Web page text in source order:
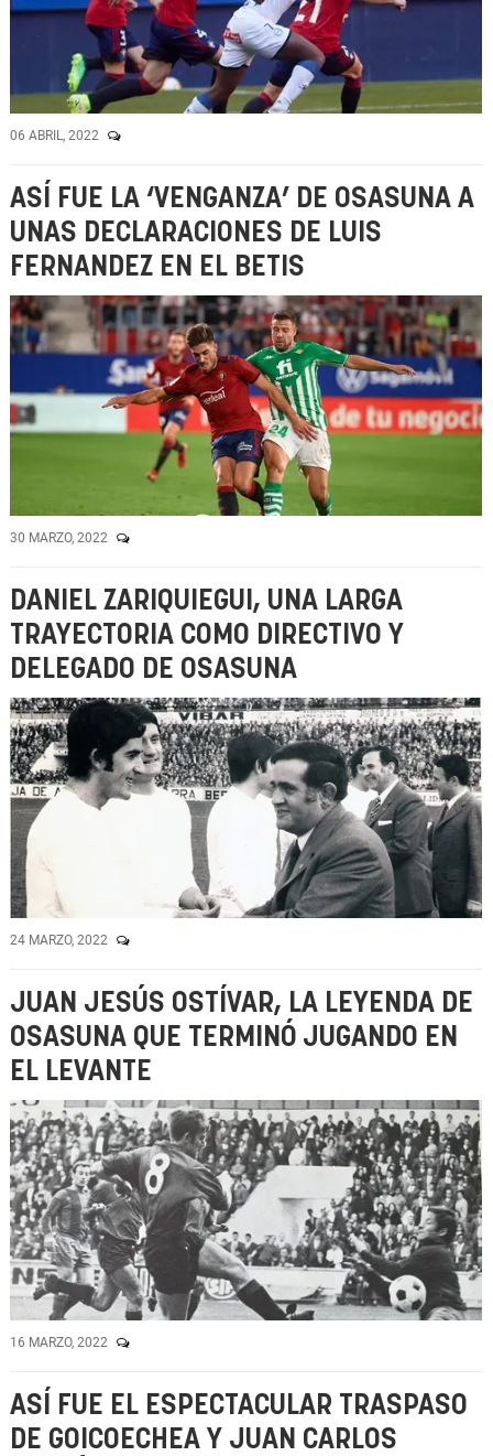
06 ABRIL, 2022
ASÍ FUE LA ‘VENGANZA’ DE OSASUNA A
UNAS DECLARACIONES DE LUIS
FERNANDEZ EN EL BETIS
30 MARZO, 2022
DANIEL ZARIQUIEGUI, UNA LARGA
TRAYECTORIA COMO DIRECTIVO Y
DELEGADO DE OSASUNA
24 MARZO, 2022
JUAN JESÚS OSTÍVAR, LA LEYENDA DE
OSASUNA QUE TERMINÓ JUGANDO EN
EL LEVANTE
16 MARZO, 2022
ASÍ FUE EL ESPECTACULAR TRASPASO
DE GOICOECHEA Y JUAN CARLOS